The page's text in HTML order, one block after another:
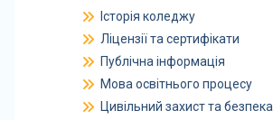
Історія коледжу
Ліцензії та сертифікати
Публічна інформація
Мова освітнього процесу
Цивільний захист та безпека